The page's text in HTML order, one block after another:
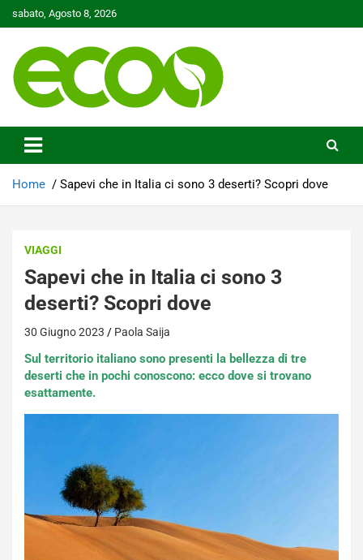
to
sabato, Agosto 8, 2026
Ecoo.it
Home Sapevi che in Italia ci sono 3 deserti? Scopri dove
VIAGGI
Sapevi che in Italia ci sono 3
deserti? Scopri dove
30 Giugno 2023 Paola Saija
Sul territorio italiano sono presenti la bellezza di tre
deserti che in pochi conoscono: ecco dove si trovano
esattamente.